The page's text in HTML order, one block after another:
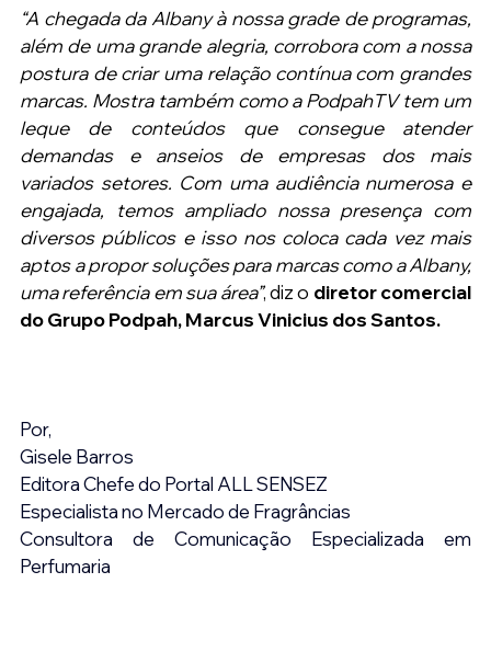
“A chegada da Albany à nossa grade de programas,
além de uma grande alegria, corrobora com a nossa
postura de criar uma relação contínua com grandes
marcas. Mostra também como a PodpahTV tem um
leque de conteúdos que consegue atender
demandas e anseios de empresas dos mais
variados setores. Com uma audiência numerosa e
engajada, temos ampliado nossa presença com
diversos públicos e isso nos coloca cada vez mais
aptos a propor soluções para marcas como a Albany,
uma referência em sua área”, diz o diretor comercial
do Grupo Podpah, Marcus Vinicius dos Santos.
Por,
Gisele Barros
Editora Chefe do Portal ALL SENSEZ
Especialista no Mercado de Fragrâncias
Consultora de Comunicação Especializada em
Perfumaria